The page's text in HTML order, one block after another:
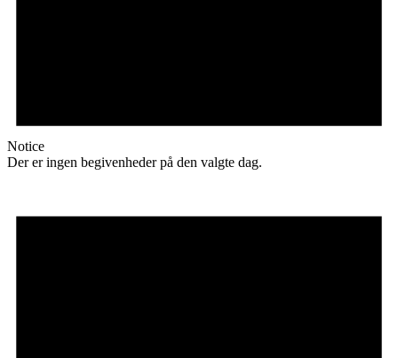
Notice
Der er ingen begivenheder på den valgte dag.